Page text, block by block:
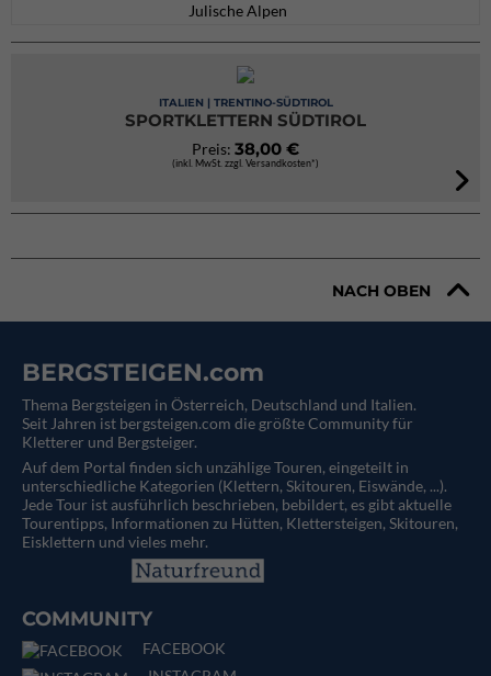
Julische Alpen
ITALIEN | TRENTINO-SÜDTIROL
SPORTKLETTERN SÜDTIROL
Preis: 38,00 €
(inkl. MwSt. zzgl. Versandkosten*)
NACH OBEN
BERGSTEIGEN.com
Thema Bergsteigen in Österreich, Deutschland und Italien.
Seit Jahren ist bergsteigen.com die größte Community für
Kletterer und Bergsteiger.
Auf dem Portal finden sich unzählige Touren, eingeteilt in
unterschiedliche Kategorien (Klettern, Skitouren, Eiswände, ...).
Jede Tour ist ausführlich beschrieben, bebildert, es gibt aktuelle
Tourentipps, Informationen zu Hütten, Klettersteigen, Skitouren,
Eisklettern und vieles mehr.
COMMUNITY
FACEBOOK